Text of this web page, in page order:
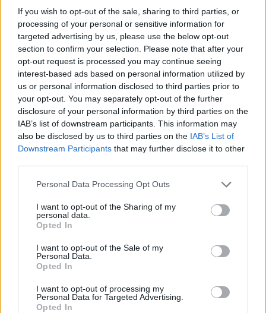
If you wish to opt-out of the sale, sharing to third parties, or
processing of your personal or sensitive information for
targeted advertising by us, please use the below opt-out
section to confirm your selection. Please note that after your
opt-out request is processed you may continue seeing
interest-based ads based on personal information utilized by
us or personal information disclosed to third parties prior to
your opt-out. You may separately opt-out of the further
disclosure of your personal information by third parties on the
IAB’s list of downstream participants. This information may
also be disclosed by us to third parties on the IAB’s List of
Downstream Participants that may further disclose it to other
Please note that this website/app uses one or more Google
not limited to your visit or usage behaviour. You may click to
grant or deny consent to Google and its third-party tags to
use your data for below specified purposes in below Google
consent section.
Personal Data Processing Opt Outs
I want to opt-out of the Sharing of my
personal data.
Opted In
I want to opt-out of the Sale of my
Personal Data.
Opted In
I want to opt-out of processing my
Personal Data for Targeted Advertising.
Opted In
μόνο οι εμβολιασμένοικαιστους εξωτερικούς
χώρους και οι ανεμβολίαστοι, αλλά με rapid
test.
Στα καταστήματα λιανικού εμπορίου,
κομμωτήρια, καταστήματα περιποίησης νυχιών
κτλ. οι ανεμβολίαστοι πολίτες μπαίνουν με rapid
test και οι εμβολιασμένοι ή νοσήσαντες με
επίδειξη πιστοποιητικού.
φαρμακείακαι οι ανεμβολίαστοι μπορούν να
μπαίνουν χωρίς τεστ,αρκεί να τηρείται ο
κανόνας του ενός ατόμου αλλά 9 τ.μ.
Από τη Δευτέρα, για να αποφευχθεί ο συνωστισμός
στα ΜΜΜ και σε συνδυασμό με το
ωράριο σε δημόσιο και ιδιωτικό τομέα, ενώ
αλλάζει το ωράριο λειτουργίας στο λιανεμπόριο